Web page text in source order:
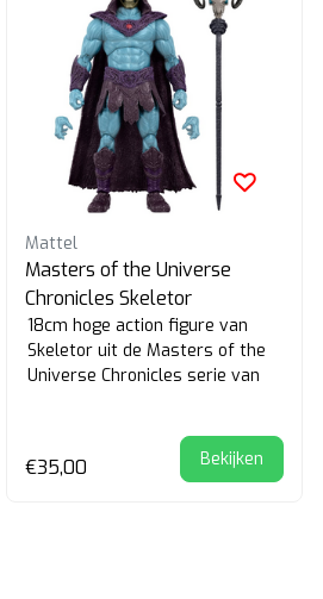
Mattel
Masters of the Universe
Chronicles Skeletor
18cm hoge action figure van
Skeletor uit de Masters of the
Universe Chronicles serie van
€35,00 Bekijken